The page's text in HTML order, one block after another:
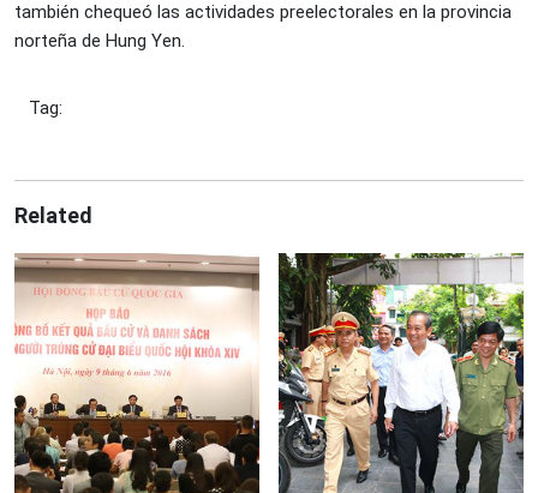
también chequeó las actividades preelectorales en la provincia
norteña de Hung Yen.
Tag:
Related